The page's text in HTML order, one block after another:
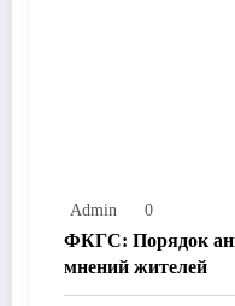
Admin 0
ФКГС: Порядок
мнений жителей